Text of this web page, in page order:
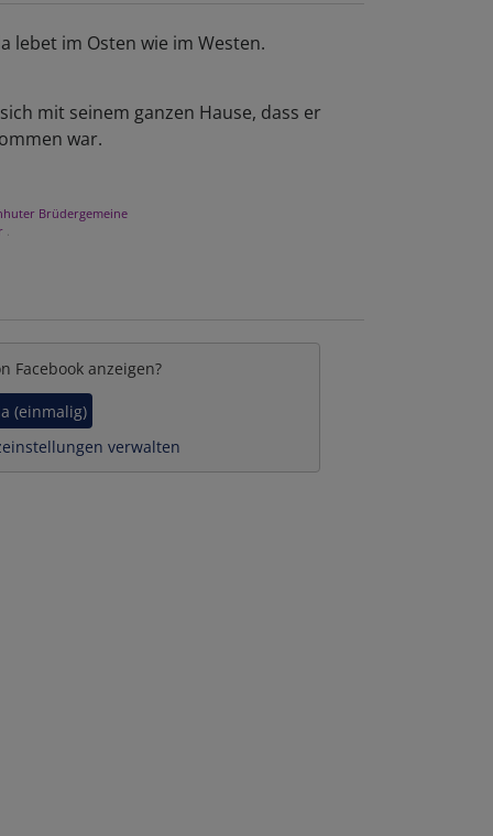
lebet im Osten wie im Westen.
mit seinem ganzen Hause, dass er
war.
Brüdergemeine
.
Facebook anzeigen?
(einmalig)
verwalten